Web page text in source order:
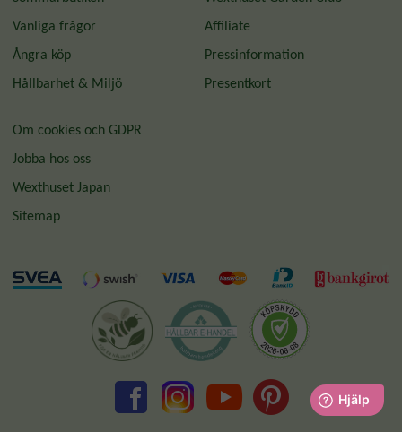
Vanliga frågor
Ångra köp
Hållbarhet & Miljö
Affiliate
Pressinformation
Presentkort
Om cookies och GDPR
Jobba hos oss
Wexthuset Japan
Sitemap